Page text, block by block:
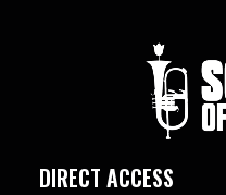
DIRECT ACCESS